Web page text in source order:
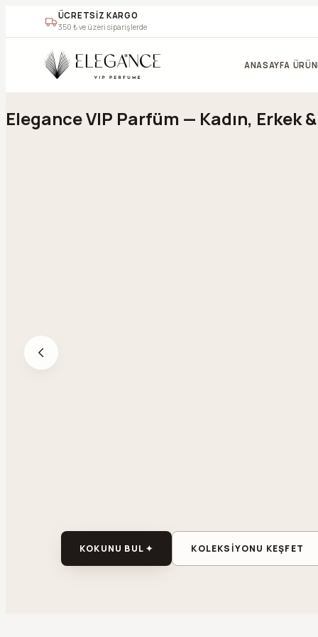
ÜCRETSİZ KARGO
350 ₺ ve üzeri siparişlerde
ANASAYFA
Geç
Elegance VIP Parfüm — Kadın, Erkek
KOKUNU BUL ✦ KOLEKSİYONU KEŞFET